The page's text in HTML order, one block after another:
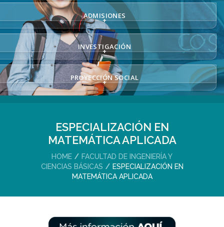
ADMISIONES
+
INVESTIGACIÓN
+
PROYECCIÓN SOCIAL
+
ESPECIALIZACIÓN EN
MATEMÁTICA APLICADA
HOME
FACULTAD DE INGENIERÍA Y
CIENCIAS BÁSICAS
ESPECIALIZACIÓN EN
MATEMÁTICA APLICADA